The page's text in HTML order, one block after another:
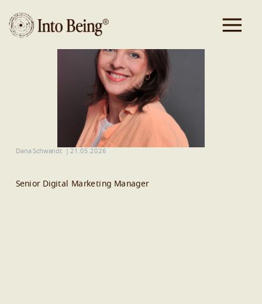
Dana Schwandt 21.05.2026
Senior Digital Marketing Manager